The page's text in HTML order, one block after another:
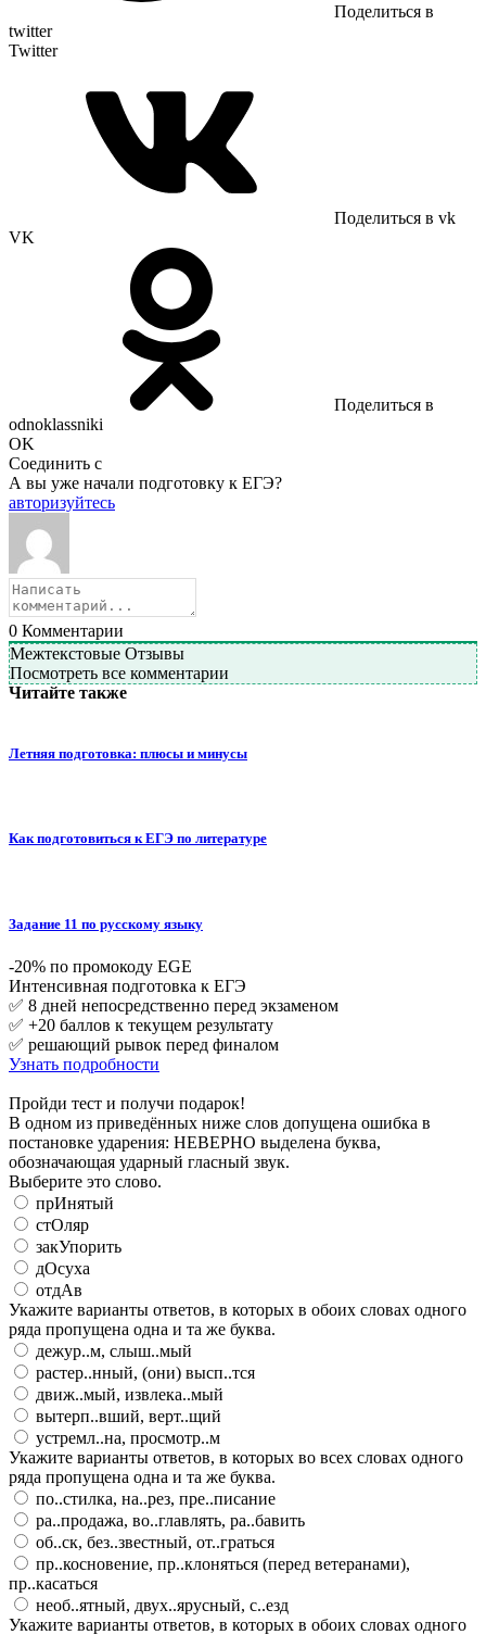
Поделиться в
twitter
Twitter
Поделиться в vk
VK
Поделиться в
odnoklassniki
OK
Соединить с
А вы уже начали подготовку к ЕГЭ?
авторизуйтесь
0 Комментарии
Межтекстовые Отзывы
Посмотреть все комментарии
Читайте также
Летняя подготовка: плюсы и минусы
Как подготовиться к ЕГЭ по литературе
Задание 11 по русскому языку
-20% по промокоду EGE
Интенсивная подготовка к ЕГЭ
✅ 8 дней непосредственно перед экзаменом
✅ +20 баллов к текущем результату
✅ решающий рывок перед финалом
Узнать подробности
Пройди тест и получи подарок!
В одном из приведённых ниже слов допущена ошибка в
постановке ударения: НЕВЕРНО выделена буква,
обозначающая ударный гласный звук.
Выберите это слово.
прИнятый
стОляр
закУпорить
дОсуха
отдАв
Укажите варианты ответов, в которых в обоих словах одного
ряда пропущена одна и та же буква.
дежур..м, слыш..мый
растер..нный, (они) высп..тся
движ..мый, извлека..мый
вытерп..вший, верт..щий
устремл..на, просмотр..м
Укажите варианты ответов, в которых во всех словах одного
ряда пропущена одна и та же буква.
по..стилка, на..рез, пре..писание
ра..продажа, во..главлять, ра..бавить
об..ск, без..звестный, от..граться
пр..косновение, пр..клоняться (перед ветеранами),
пр..касаться
необ..ятный, двух..ярусный, с..езд
Укажите варианты ответов, в которых в обоих словах одного